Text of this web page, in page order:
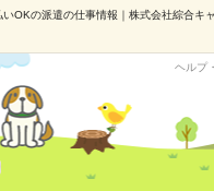
OKの派遣の仕事情報｜株式会社綜合
ヘルプ